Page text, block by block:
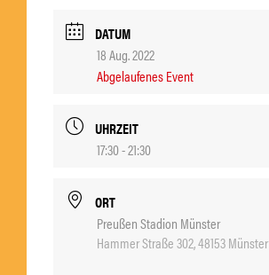
DATUM
18 Aug. 2022
Abgelaufenes Event
UHRZEIT
17:30 - 21:30
ORT
Preußen Stadion Münster
Hammer Straße 302, 48153 Münster